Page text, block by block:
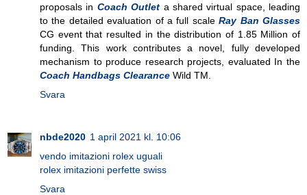
proposals in Coach Outlet a shared virtual space, leading
to the detailed evaluation of a full scaleRay Ban Glasses
CG event that resulted in the distribution of 1.85 Million of
funding. This work contributes a novel, fully developed
mechanism to produce research projects, evaluated In the
Coach Handbags Clearance Wild TM.
Svara
nbde2020 1 april 2021 kl. 10:06
vendo imitazioni rolex uguali
rolex imitazioni perfette swiss
Svara